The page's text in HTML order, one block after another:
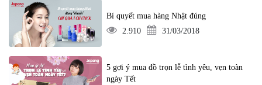
Bí quyết mua hàng Nhật đúng
2.910
31/03/2018
5 gợi ý mua đồ trọn lễ tình yêu, vẹn toàn
ngày Tết